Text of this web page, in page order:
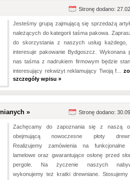
Stronę dodano:
Jesteśmy grupą zajmującą się sprzedażą
należących do kategorii taśma pakowa.
do skorzystania z naszych usług każdego,
interesuje pakowanie Bydgoszcz. Wykonana
nas taśma z nadrukiem firmowym będzie
interesujący rekwizyt reklamujący Twoją f...
szczegóły wpisu »
» Stronę dodano:
Zachęcamy do zapoznania się z naszą
obejmującą nowoczesne płoty
Realizujemy zamówienia na funkcjonalne
lamelowe oraz gwarantujące osłonę przed
pergole. Na życzenie naszych
wykonujemy też kratki drewniane. Stosujemy